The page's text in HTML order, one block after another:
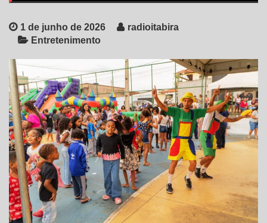
1 de junho de 2026
radioitabira
Entretenimento